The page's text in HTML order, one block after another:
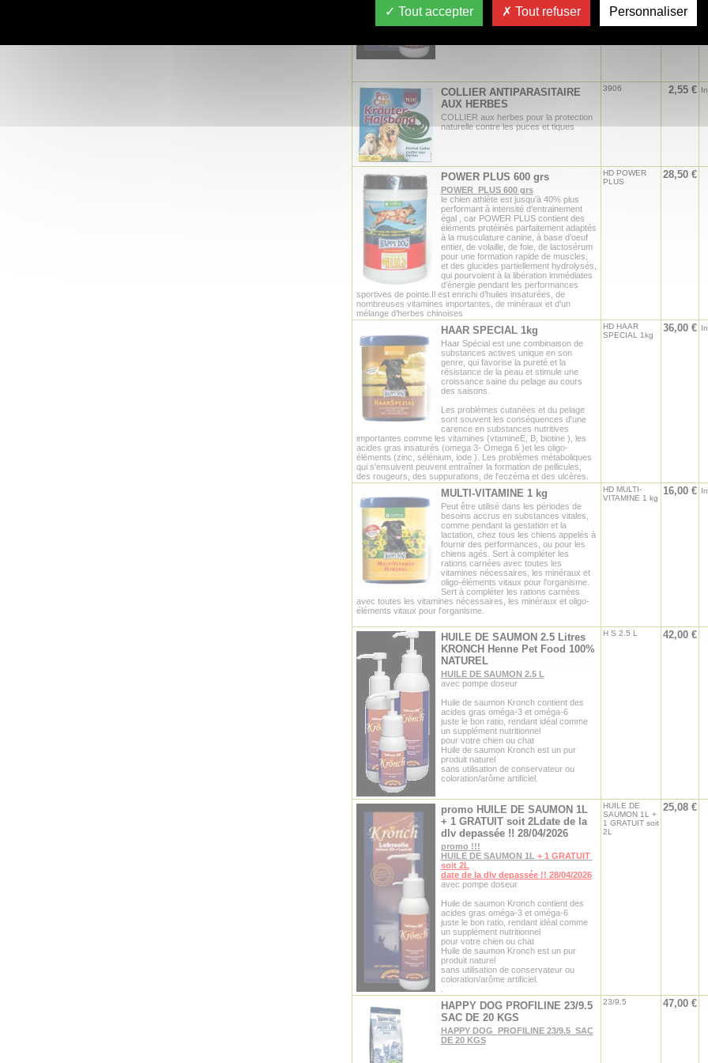
sans utilisation de conservateur ou
coloration/arôme artificiel.
.
COLLIER ANTIPARASITAIRE
AUX HERBES
COLLIER aux herbes pour la protection
naturelle contre les puces et tiques
3906 2,55 €
POWER PLUS 600 grs
POWER PLUS 600 grs
le chien athlète est jusqu’à 40% plus
performant à intensité d’entrainement
égal , car POWER PLUS contient des
éléments protéinés parfaitement adaptés
à la musculature canine, à base d’oeuf
entier, de volaille, de foie, de lactosérum
pour une formation rapide de muscles,
et des glucides partiellement hydrolysés,
qui pourvoient à la libération immédiates
d’énergie pendant les performances
sportives de pointe.Il est enrichi d’huiles insaturées, de
nombreuses vitamines importantes, de minéraux et d’un
mélange d’herbes chinoises
HD POWER
PLUS
28,50 €
HAAR SPECIAL 1kg
Haar Spécial est une combinaison de
substances actives unique en son
genre, qui favorise la pureté et la
résistance de la peau et stimule une
croissance saine du pelage au cours
des saisons.
Les problèmes cutanées et du pelage
sont souvent les conséquences d'une
carence en substances nutritives
importantes comme les vitamines (vtamineE, B, biotine ), les
acides gras insaturés (omega 3- Omega 6 )et les oligo-
éléments (zinc, sélénium, iode ). Les problèmes métaboliques
qui s'ensuivent peuvent entraîner la formation de pellicules,
des rougeurs, des suppurations, de l'eczéma et des ulcères.
HD HAAR
SPECIAL 1kg
36,00 €
MULTI-VITAMINE 1 kg
Peut être utilisé dans les périodes de
besoins accrus en substances vitales,
comme pendant la gestation et la
lactation, chez tous les chiens appelés à
fournir des performances, ou pour les
chiens agés. Sert à compléter les
rations carnées avec toutes les
vitamines nécessaires, les minéraux et
oligo-éléments vitaux pour l'organisme.
Sert à compléter les rations carnées
avec toutes les vitamines nécessaires, les minéraux et oligo-
éléments vitaux pour l'organisme.
HD MULTI-
VITAMINE 1 kg
16,00 €
HUILE DE SAUMON 2.5 Litres
KRONCH Henne Pet Food 100%
NATUREL
HUILE DE SAUMON 2.5 L
avec pompe doseur
Huile de saumon Kronch contient des
acides gras oméga-3 et oméga-6
juste le bon ratio, rendant idéal comme
un supplément nutritionnel
pour votre chien ou chat
Huile de saumon Kronch est un pur
produit naturel
sans utilisation de conservateur ou
coloration/arôme artificiel.
H S 2.5 L 42,00 €
promo HUILE DE SAUMON 1L
+ 1 GRATUIT soit 2Ldate de la
dlv depassée !! 28/04/2026
promo !!!
HUILE DE SAUMON 1L + 1 GRATUIT
soit 2L
date de la dlv depassée !! 28/04/2026
avec pompe doseur
Huile de saumon Kronch contient des
acides gras oméga-3 et oméga-6
juste le bon ratio, rendant idéal comme
un supplément nutritionnel
pour votre chien ou chat
Huile de saumon Kronch est un pur
produit naturel
sans utilisation de conservateur ou
coloration/arôme artificiel.
HUILE DE
SAUMON 1L +
1 GRATUIT soit
2L
25,08 €
HAPPY DOG PROFILINE 23/9.5
SAC DE 20 KGS
HAPPY DOG PROFILINE 23/9.5 SAC
DE 20 KGS
23/9.5 47,00 €
Tout accepter Tout refuser Personnaliser